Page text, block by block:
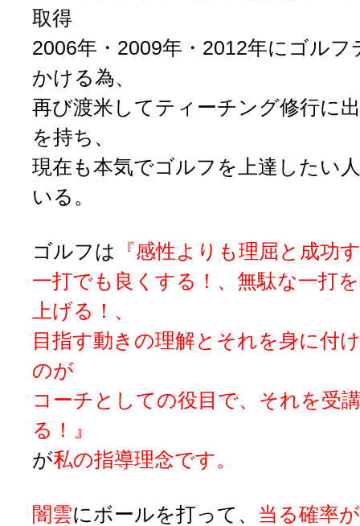
取得
2006年・2009年・2012年にゴル
かける為、
再び渡米してティーチング修行に
を持ち、
現在も本気でゴルフを上達したい
いる。
ゴルフは
『感性よりも理屈と成功
一打でも良くする！、無駄な一打
上げる！、
目指す動きの理解とそれを身に付
のが
コーチとしての役目で、それを受
る！』
が私の指導理念です。
闇雲にボールを打って、 当る確率